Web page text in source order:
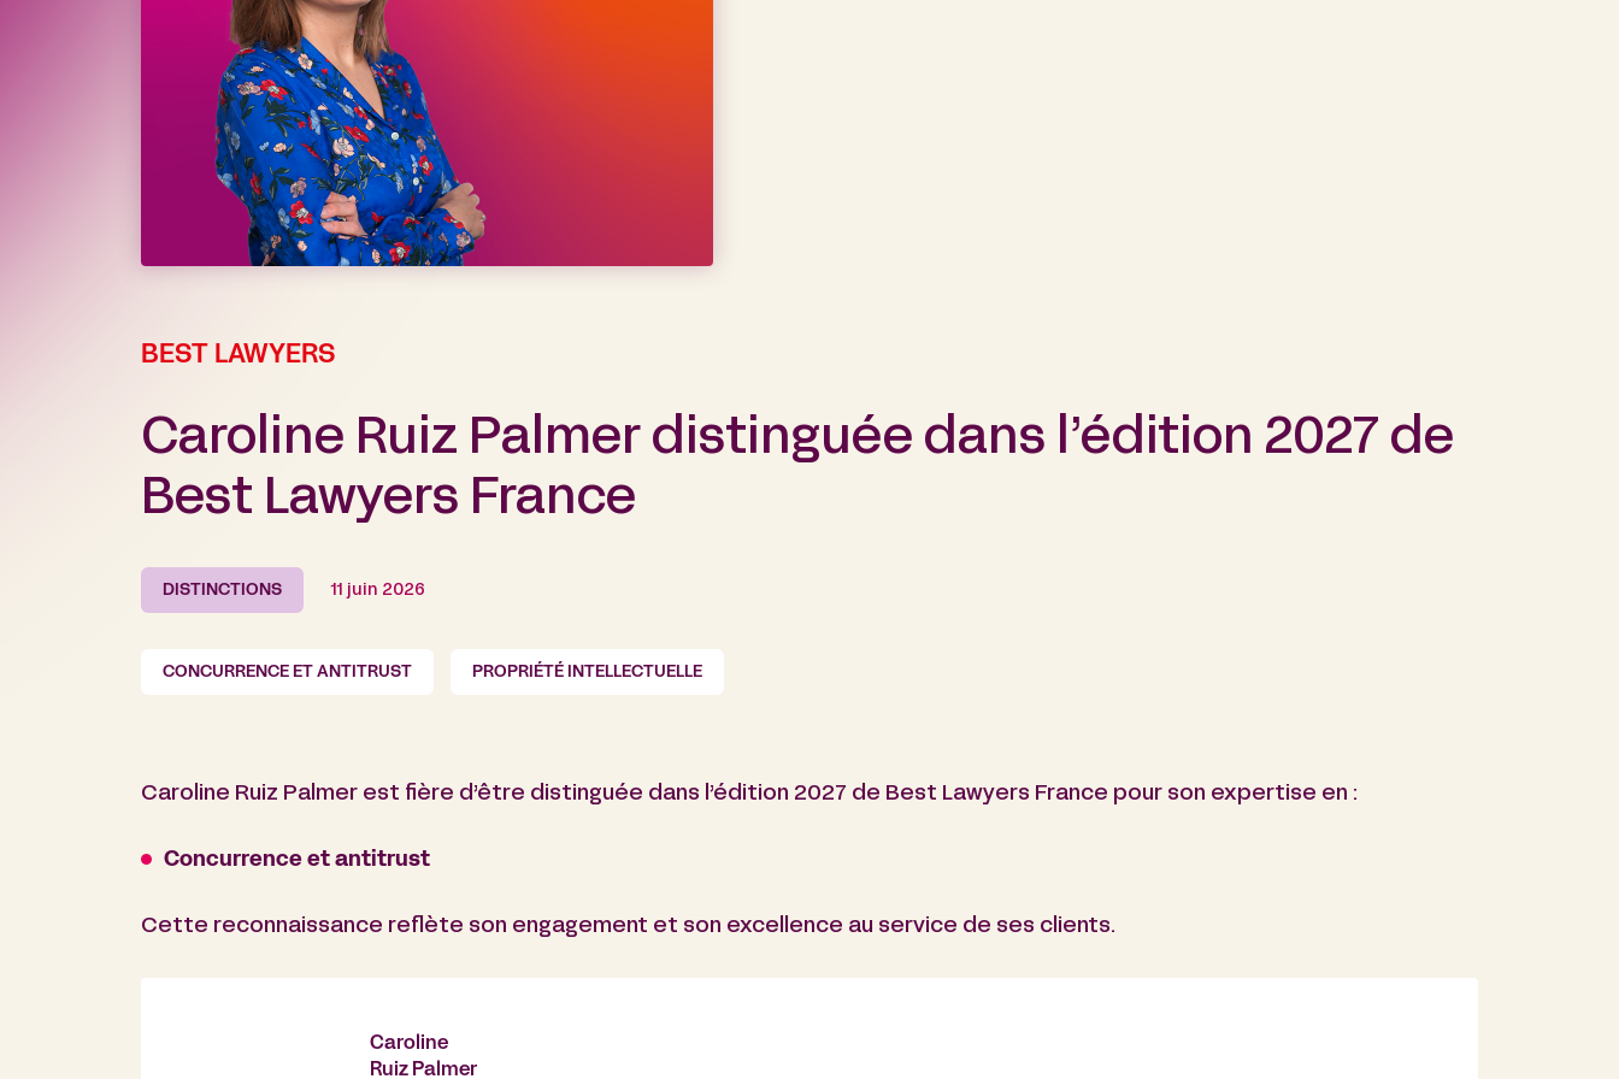
BEST LAWYERS
Caroline Ruiz Palmer distinguée dans l’édition 2027 de
Best Lawyers France
DISTINCTIONS 11 juin 2026
CONCURRENCE ET ANTITRUST PROPRIÉTÉ INTELLECTUELLE
Caroline Ruiz Palmer est fière d’être distinguée dans l’édition 2027 de Best Lawyers France pour son expertise en :
Concurrence et antitrust
Cette reconnaissance reflète son engagement et son excellence au service de ses clients.
Caroline
Ruiz Palmer